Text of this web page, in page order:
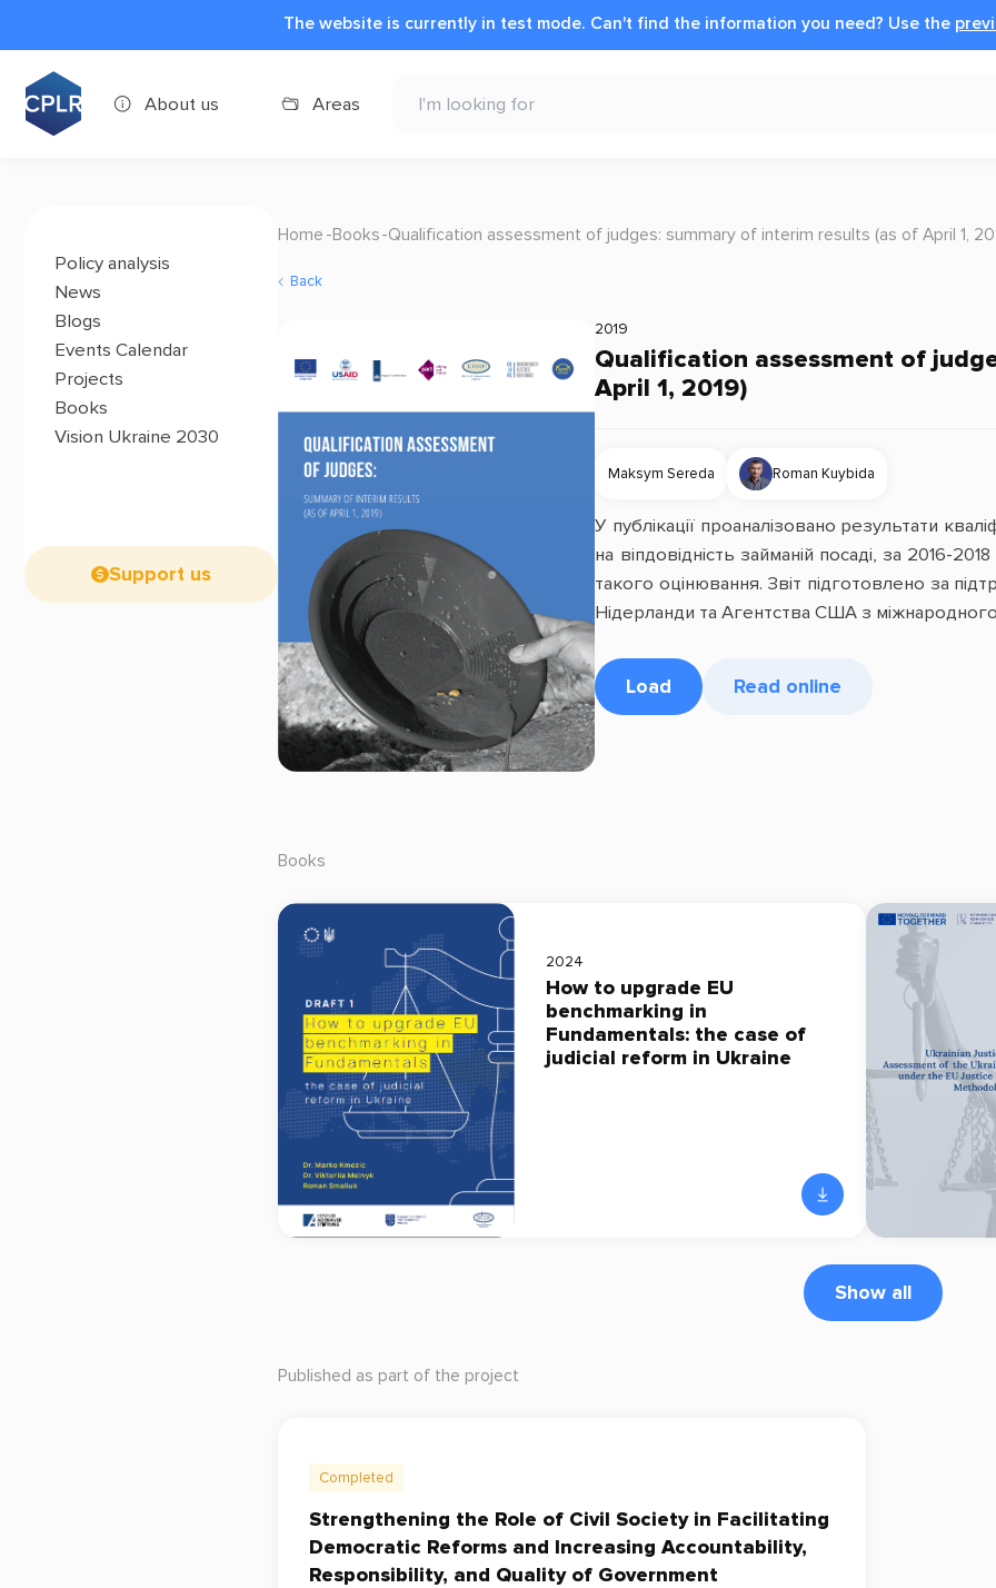
The website is currently in test mode. Can't find the information you need? Use the
About us Areas
Policy analysis
News
Blogs
Events Calendar
Projects
Books
Vision Ukraine 2030
Support us
Home Books Qualification assessment of judges: summary of interim results (as of April 1,
Back
2019
Qualification assessment of
April 1, 2019)
Maksym Sereda Roman Kuybida
У публікації проаналізовано результати
на віпдовідність займаній посаді, за 2016-
такого оцінювання. Звіт підготовлено за
Нідерланди та Агентства США з
Load Read online
Books
2024
How to upgrade EU
benchmarking in
Fundamentals: the case of
judicial reform in Ukraine
Show all
Published as part of the project
Completed
Strengthening the Role of Civil Society in Facilitating
Democratic Reforms and Increasing Accountability,
Responsibility, and Quality of Government